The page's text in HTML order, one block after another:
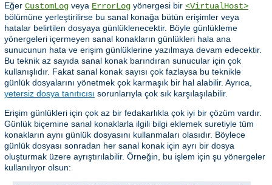
Eğer CustomLog veya ErrorLog yönergesi bir <VirtualHost>
bölümüne yerleştirilirse bu sanal konağa bütün erişimler veya
hatalar belirtilen dosyaya günlüklenecektir. Böyle günlükleme
yönergeleri içermeyen sanal konakların günlükleri hala ana
sunucunun hata ve erişim günlüklerine yazılmaya devam edecektir.
Bu teknik az sayıda sanal konak barındıran sunucular için çok
kullanışlıdır. Fakat sanal konak sayısı çok fazlaysa bu teknikle
günlük dosyalarını yönetmek çok karmaşık bir hal alabilir. Ayrıca,
yetersiz dosya tanıtıcısı sorunlarıyla çok sık karşılaşılabilir.
Erişim günlükleri için çok az bir fedakarlıkla çok iyi bir çözüm vardır.
Günlük biçemine sanal konaklarla ilgili bilgi eklemek suretiyle tüm
konakların aynı günlük dosyasını kullanmaları olasıdır. Böylece
günlük dosyası sonradan her sanal konak için ayrı bir dosya
oluşturmak üzere ayrıştırılabilir. Örneğin, bu işlem için şu yönergeler
kullanılıyor olsun: